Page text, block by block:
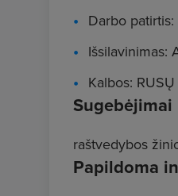
Darbo
Išsilavinimas:
Kalbos:
Sugebėjimai
raštvedybos
Papildoma